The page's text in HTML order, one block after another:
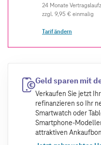
zzgl. 9,95 € einmalig
Tarif ändern
Geld sparen mit
Verkaufen Sie jetzt
refinanzieren so Ihr
Smartwatch oder
Smartphone-
attraktiven